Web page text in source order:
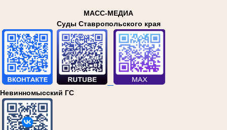
МАСС-МЕДИА
Суды Ставропольского края
Невинномысский ГС